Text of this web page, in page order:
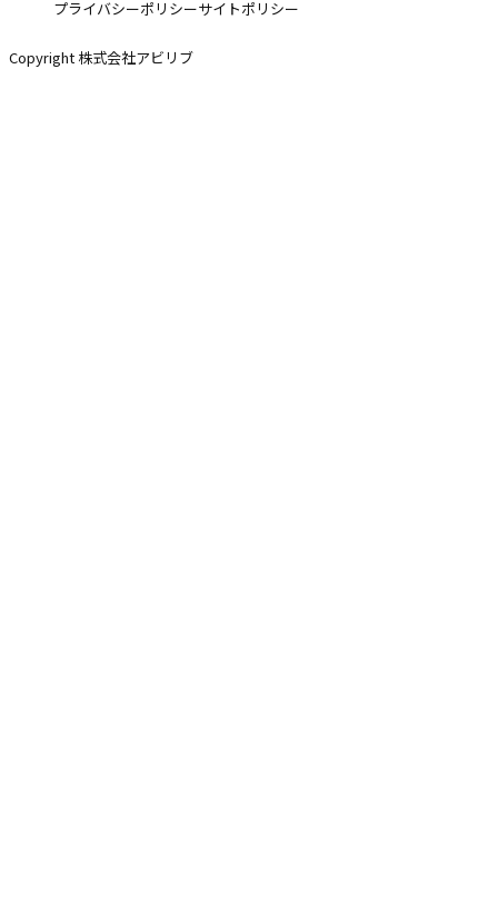
プライバシーポリシーサイトポリシー
Copyright 株式会社アビリブ